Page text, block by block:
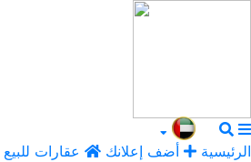
الرئيسية أضف إعلانك عقارات للبيع